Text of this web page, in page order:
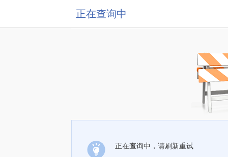
正在查询中
正在查询中，请刷新重试